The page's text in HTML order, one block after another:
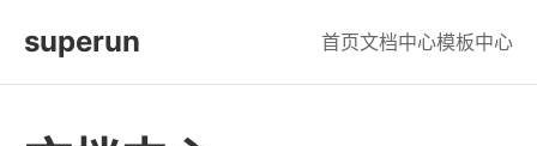
superun 首页文档中心模板中心